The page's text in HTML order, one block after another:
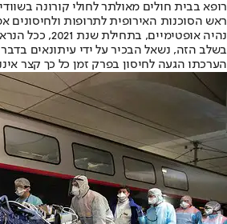
רופא בבית חולים מאולתר לחולי קורונה
ראש הסוכנות האירופית לתרופות
נהיה אופטימיים, בתחילת שנת 2021, ככל הנראה לקראת אמצע השנה".
בשלב הזה, נשאל הבכיר על ידי עיתונאים
הערכתו הגעה לחיסון בפרק זמן כל כך קצר